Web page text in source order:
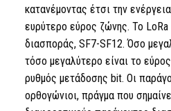
κατανέμοντας έτσι την
ευρύτερο εύρος ζώνης. Το LoRa
διασποράς, SF7-SF12. Όσο
τόσο μεγαλύτερο είναι το
ρυθμός μετάδοσης bit. Οι
ορθογώνιοι, πράγμα που